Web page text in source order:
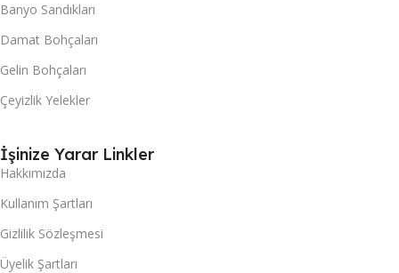
Banyo Sandıkları
Damat Bohçaları
Gelin Bohçaları
Çeyizlik Yelekler
İşinize Yarar Linkler
Hakkımızda
Kullanım Şartları
Gizlilik Sözleşmesi
Üyelik Şartları